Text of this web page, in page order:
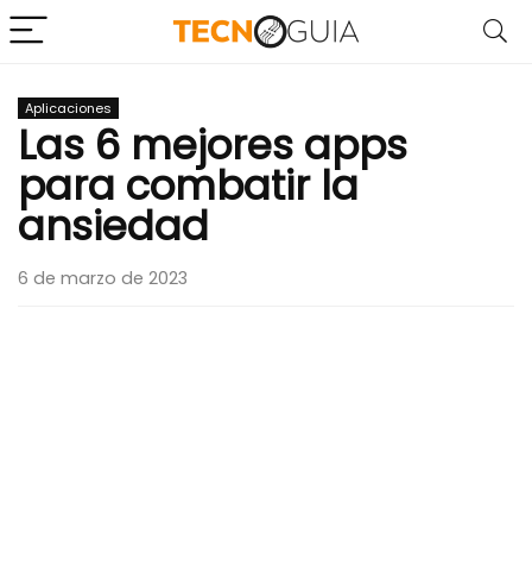
Aplicaciones
Las 6 mejores apps
para combatir la
ansiedad
6 de marzo de 2023